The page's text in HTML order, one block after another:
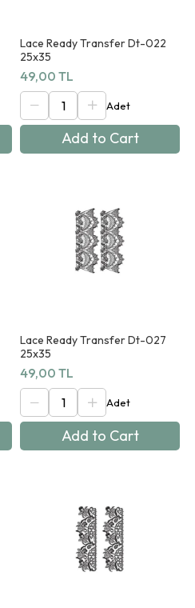
Lace Ready Transfer Dt-022
25x35
49,00 TL
Add to Cart
Lace Ready Transfer Dt-027
25x35
49,00 TL
Add to Cart